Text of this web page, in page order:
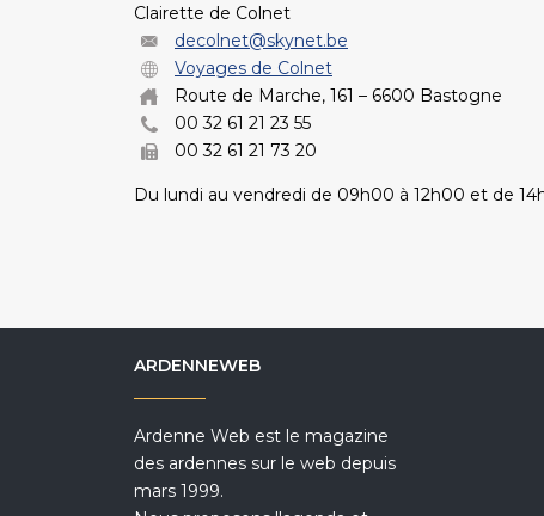
Clairette de Colnet
decolnet@skynet.be
Voyages de Colnet
Route de Marche, 161 – 6600 Bastogne
00 32 61 21 23 55
00 32 61 21 73 20
Du lundi au vendredi de 09h00 à 12h00 et de
ARDENNEWEB
Ardenne Web est le magazine
des ardennes sur le web depuis
mars 1999.